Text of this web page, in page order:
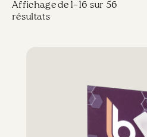
Affichage de 1–16 sur 56
résultats